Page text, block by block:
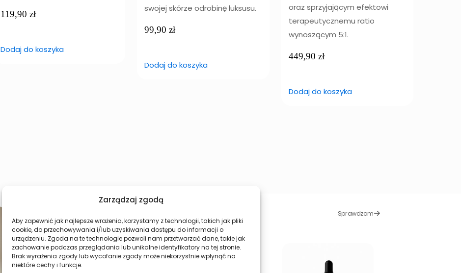
Zarządzaj zgodą
Aby zapewnić jak najlepsze wrażenia, korzystamy z technologii, takich jak pliki
cookie, do przechowywania i/lub uzyskiwania dostępu do informacji o
urządzeniu. Zgoda na te technologie pozwoli nam przetwarzać dane, takie jak
zachowanie podczas przeglądania lub unikalne identyfikatory na tej stronie.
Brak wyrażenia zgody lub wycofanie zgody może niekorzystnie wpłynąć na
niektóre cechy i funkcje.
119,90 zł
Dodaj do koszyka
swojej skórze odrobinę luksusu.
99,90 zł
Dodaj do koszyka
oraz sprzyjającym efektowi
terapeutycznemu ratio
wynoszącym 5:1.
449,90 zł
Dodaj do koszyka
Sprawdzam